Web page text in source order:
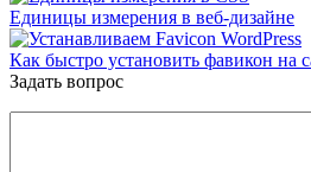
Единицы измерения в веб-дизайне
Как быстро установить фавикон на
Задать вопрос